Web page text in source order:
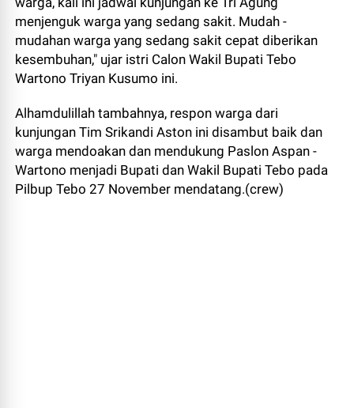
menjenguk warga yang sedang sakit. Mudah -
mudahan warga yang sedang sakit cepat diberikan
kesembuhan," ujar istri Calon Wakil Bupati Tebo
Wartono Triyan Kusumo ini.
Alhamdulillah tambahnya, respon warga dari
kunjungan Tim Srikandi Aston ini disambut baik dan
warga mendoakan dan mendukung Paslon Aspan -
Wartono menjadi Bupati dan Wakil Bupati Tebo pada
Pilbup Tebo 27 November mendatang.(crew)